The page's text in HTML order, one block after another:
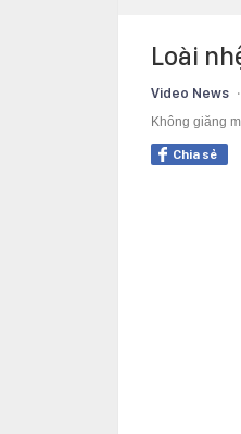
Time
Loài
Video News
Không giăng
Chia sẻ